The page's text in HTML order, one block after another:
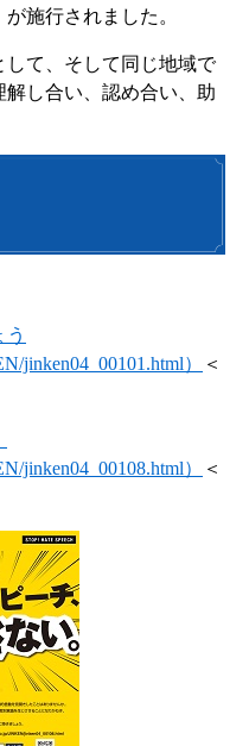
が施行されました。
て、そして同じ地域で
し合い、認め合い、助
jinken04_00101.html）
＜
jinken04_00108.html）
＜